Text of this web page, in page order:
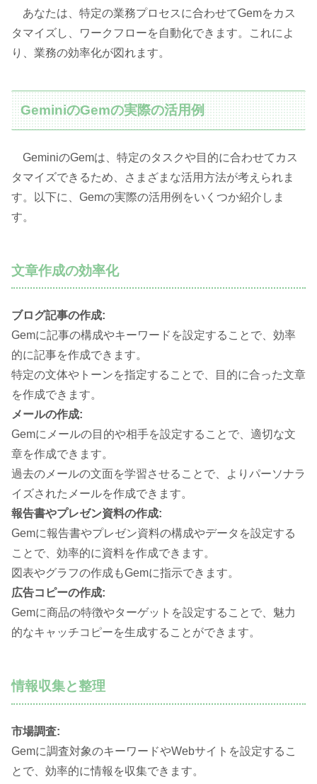
あなたは、特定の業務プロセスに合わせてGemをカス
タマイズし、ワークフローを自動化できます。これによ
り、業務の効率化が図れます。
GeminiのGemの実際の活用例
GeminiのGemは、特定のタスクや目的に合わせてカス
タマイズできるため、さまざまな活用方法が考えられま
す。以下に、Gemの実際の活用例をいくつか紹介しま
す。
文章作成の効率化
ブログ記事の作成:
Gemに記事の構成やキーワードを設定することで、効率
的に記事を作成できます。
特定の文体やトーンを指定することで、目的に合った文章
を作成できます。
メールの作成:
Gemにメールの目的や相手を設定することで、適切な文
章を作成できます。
過去のメールの文面を学習させることで、よりパーソナラ
イズされたメールを作成できます。
報告書やプレゼン資料の作成:
Gemに報告書やプレゼン資料の構成やデータを設定する
ことで、効率的に資料を作成できます。
図表やグラフの作成もGemに指示できます。
広告コピーの作成:
Gemに商品の特徴やターゲットを設定することで、魅力
的なキャッチコピーを生成することができます。
情報収集と整理
市場調査:
Gemに調査対象のキーワードやWebサイトを設定するこ
とで、効率的に情報を収集できます。